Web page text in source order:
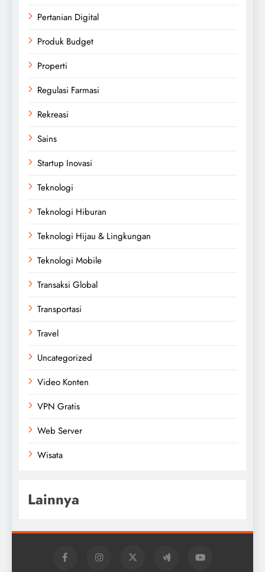
Pertanian Digital
Produk Budget
Properti
Regulasi Farmasi
Rekreasi
Sains
Startup Inovasi
Teknologi
Teknologi Hiburan
Teknologi Hijau & Lingkungan
Teknologi Mobile
Transaksi Global
Transportasi
Travel
Uncategorized
Video Konten
VPN Gratis
Web Server
Wisata
Lainnya